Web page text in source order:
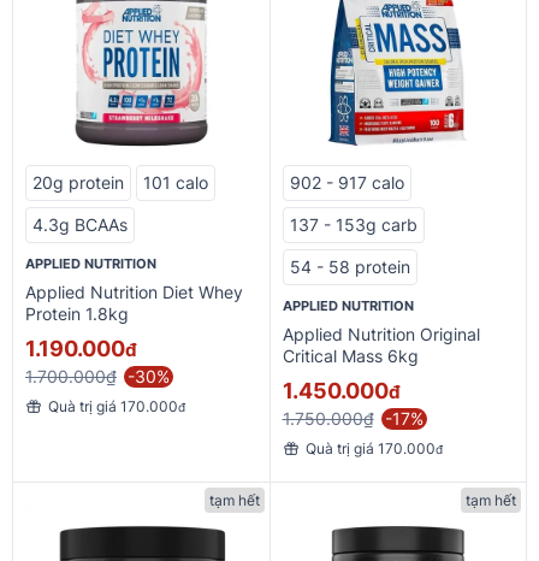
20g protein 101 calo
4.3g BCAAs
APPLIED NUTRITION
Applied Nutrition Diet Whey
Protein 1.8kg
1.190.000đ
1.700.000₫ -30%
Quà trị giá 170.000đ
902 - 917 calo
137 - 153g carb
54 - 58 protein
APPLIED NUTRITION
Applied Nutrition Original
Critical Mass 6kg
1.450.000đ
1.750.000₫ -17%
Quà trị giá 170.000đ
tạm hết tạm hết